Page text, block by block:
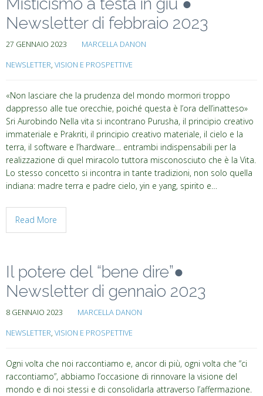
Newsletter di febbraio 2023
27 GENNAIO 2023 MARCELLA DANON
NEWSLETTER, VISION E PROSPETTIVE
«Non lasciare che la prudenza del mondo mormori troppo
dappresso alle tue orecchie, poiché questa è l’ora dell’inatteso»
Sri Aurobindo Nella vita si incontrano Purusha, il principio creativo
immateriale e Prakriti, il principio creativo materiale, il cielo e la
terra, il software e l’hardware… entrambi indispensabili per la
realizzazione di quel miracolo tuttora misconosciuto che è la Vita.
Lo stesso concetto si incontra in tante tradizioni, non solo quella
indiana: madre terra e padre cielo, yin e yang, spirito e…
Read More
Il potere del “bene dire”●
Newsletter di gennaio 2023
8 GENNAIO 2023 MARCELLA DANON
NEWSLETTER, VISION E PROSPETTIVE
Ogni volta che noi raccontiamo e, ancor di più, ogni volta che “ci
raccontiamo”, abbiamo l’occasione di rinnovare la visione del
mondo e di noi stessi e di consolidarla attraverso l’affermazione.